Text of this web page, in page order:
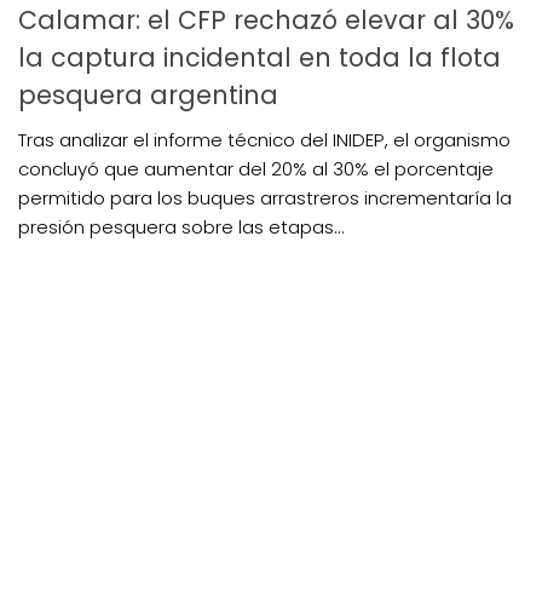
Calamar: el CFP rechazó elevar al 30%
la captura incidental en toda la flota
pesquera argentina
Tras analizar el informe técnico del INIDEP, el organismo
concluyó que aumentar del 20% al 30% el porcentaje
permitido para los buques arrastreros incrementaría la
presión pesquera sobre las etapas...